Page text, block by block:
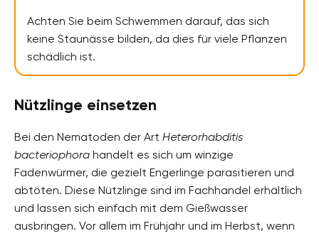
Achten Sie beim Schwemmen darauf, das sich
keine Staunässe bilden, da dies für viele Pflanzen
schädlich ist.
Nützlinge einsetzen
Bei den Nematoden der Art Heterorhabditis
bacteriophora handelt es sich um winzige
Fadenwürmer, die gezielt Engerlinge parasitieren und
abtöten. Diese Nützlinge sind im Fachhandel erhältlich
und lassen sich einfach mit dem Gießwasser
ausbringen. Vor allem im Frühjahr und im Herbst, wenn